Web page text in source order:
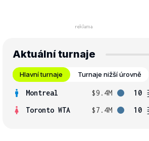
Aktuální turnaje
Hlavní turnaje Turnaje nižší úrovně
Montreal $9.4M
10
Toronto WTA
$7.4M 10